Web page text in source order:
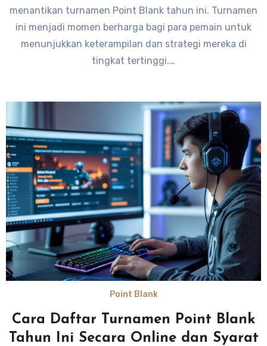
menantikan turnamen Point Blank tahun ini. Turnamen
ini menjadi momen berharga bagi para pemain untuk
menunjukkan keterampilan dan strategi mereka di
tingkat tertinggi.…
Point Blank
Cara Daftar Turnamen Point Blank
Tahun Ini Secara Online dan Syarat